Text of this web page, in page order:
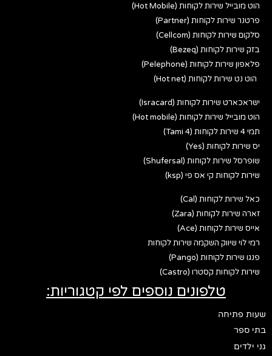
הוט מובייל שירות לקוחות (Hot Mobile)
פרטנר שירות לקוחות (Partner)
סלקום שירות לקוחות (Cellcom)
בזק שירות לקוחות (Bezeq)
פלאפון שירות לקוחות (Pelephone)
הוט נט שירות לקוחות (Hot net)
ישראכארט שירות לקוחות (Isracard)
הוט מובייל שירות לקוחות (Hot mobile)
תמי 4 שירות לקוחות (Tami 4)
יס שירות לקוחות (Yes)
שופרסל שירות לקוחות (Shufersal)
שירות לקוחות קי אס פי (ksp)
כאל שירות לקוחות (Cal)
זארה שירות לקוחות (Zara)
אייס שירות לקוחות (Ace)
רמי לוי שיווק השקמה שירות לקוחות
פנגו שירות לקוחות (Pango)
שירות לקוחות קסטרו (Castro)
טלפונים נוספים לפי קטגוריות:
שעות פתיחה
בתי ספר
גני ילדים